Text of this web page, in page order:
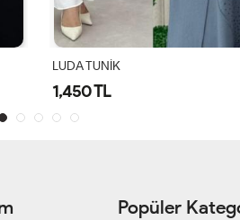
LUDA TUNİK
1,450 TL
Popüler